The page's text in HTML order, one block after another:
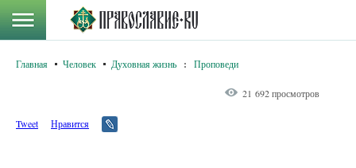
Главная Человек Духовная жизнь : Проповеди
21 692 просмотров
Tweet Нравится